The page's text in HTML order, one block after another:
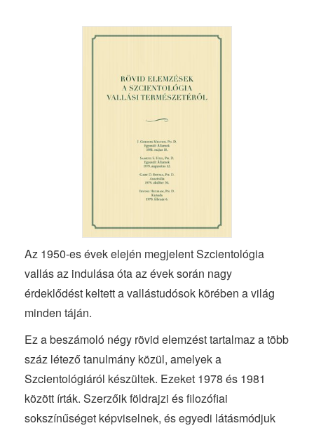
Az 1950-es évek elején megjelent Szcientológia
vallás az indulása óta az évek során nagy
érdeklődést keltett a vallástudósok körében a világ
minden táján.
Ez a beszámoló négy rövid elemzést tartalmaz a több
száz létező tanulmány közül, amelyek a
Szcientológiáról készültek. Ezeket 1978 és 1981
között írták. Szerzőik földrajzi és filozófiai
sokszínűséget képviselnek, és egyedi látásmódjuk